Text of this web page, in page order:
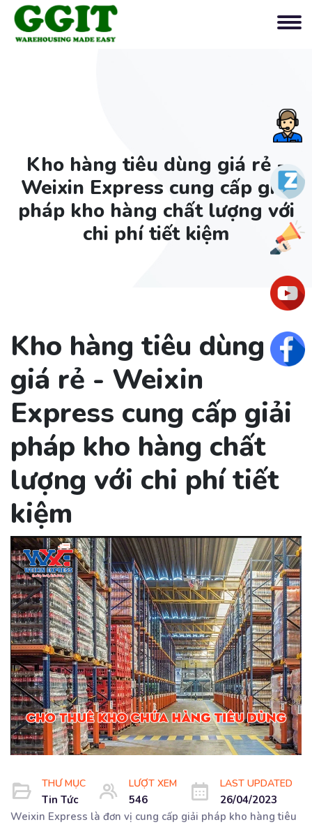
Kho hàng tiêu dùng giá rẻ -
Weixin Express cung cấp giải
pháp kho hàng chất lượng với
chi phí tiết kiệm
Kho hàng tiêu dùng
giá rẻ - Weixin
Express cung cấp giải
pháp kho hàng chất
lượng với chi phí tiết
kiệm
THƯ MỤC
Tin Tức
LƯỢT XEM
546
LAST UPDATED
26/04/2023
Weixin Express là đơn vị cung cấp giải pháp kho hàng tiêu
Tư
vấn
Zalo
Ưu